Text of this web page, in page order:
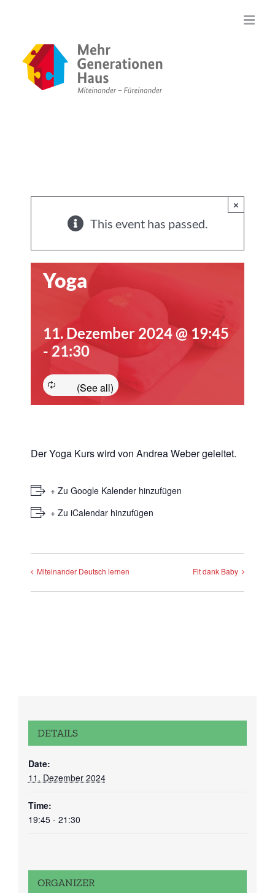
springen
×
This event has passed.
Yoga
11. Dezember 2024 @ 19:45
- 21:30
Der Yoga Kurs wird von Andrea Weber geleitet.
+ Zu Google Kalender hinzufügen
+ Zu iCalendar hinzufügen
Miteinander Deutsch lernen Fit dank Baby
DETAILS
Date:
11. Dezember 2024
Time:
19:45 - 21:30
ORGANIZER